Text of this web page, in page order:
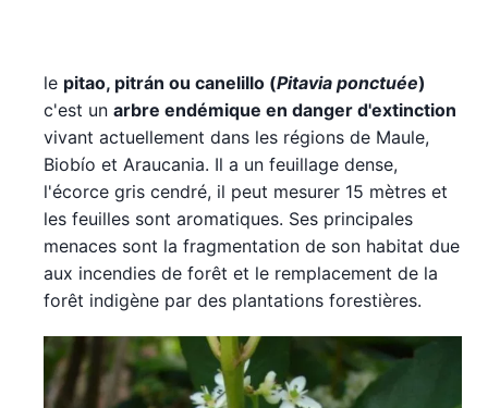
le pitao, pitrán ou canelillo (Pitavia ponctuée)
c'est un arbre endémique en danger d'extinction
vivant actuellement dans les régions de Maule,
Biobío et Araucania. Il a un feuillage dense,
l'écorce gris cendré, il peut mesurer 15 mètres et
les feuilles sont aromatiques. Ses principales
menaces sont la fragmentation de son habitat due
aux incendies de forêt et le remplacement de la
forêt indigène par des plantations forestières.